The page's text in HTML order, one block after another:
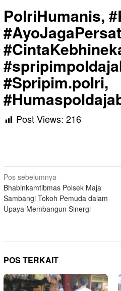
PolriHumanis,
#Spripim.polri,
Post Views: 216
Navigasi
pos
Pos sebelumnya
Bhabinkamtibmas Polsek Maja
Sambangi Tokoh Pemuda dalam
Upaya Membangun Sinergi
POS TERKAIT